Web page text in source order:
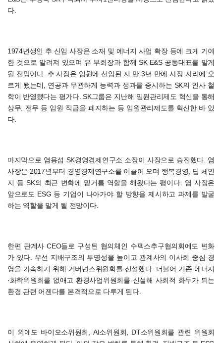
다.
1974년생인 추 신임 사장은 소재 및 에너지 사업 확장 등에 크게 기여
한 것으로 알려져 있으며 유 부회장과 함께 SK E&S 공동대표를 맡게
될 전망이다. 추 사장은 임원에 선임된 지 만 3년 만에 사장 자리에 오
르게 됐는데, 연공과 무관하게 능력과 성과를 중시하는 SK의 인사 철
학이 반영됐다는 평가다. SK그룹은 지난해 임원관리제도 혁신을 통해
상무, 전무 등 임원 직급을 폐지하는 등 임원관리제도를 혁신한 바 있
다.
마지막으로 염용섭 SK경영경제연구소 소장이 사장으로 승진했다. 염
사장은 2017년부터 경영경제연구소를 이끌어 오며 행복경영, 딥 체인
지 등 SK의 최근 변화에 밑거름 역할을 해왔다는 평이다. 염 사장은
앞으로도 ESG 등 기업이 나아가야 할 방향을 제시하고 과제를 발굴
하는 역할을 맡게 될 전망이다.
한편 관계사 CEO들로 구성된 협의체인 수펙스추구협의회에도 변화
가 있다. 우선 지배구조의 투명성을 높이고 관계사의 이사회 중심 경
영을 가속하기 위해 거버넌스위원회를 신설했다. 더불어 기존 에너지
·화학위원회를 없애고 환경사업위원회를 신설해 사회적 화두가 되는
환경 관련 어젠다를 본격적으로 다루게 된다.
이 외에도 바이오소위원회, AI소위원회, DT소위원회를 관련 위원회